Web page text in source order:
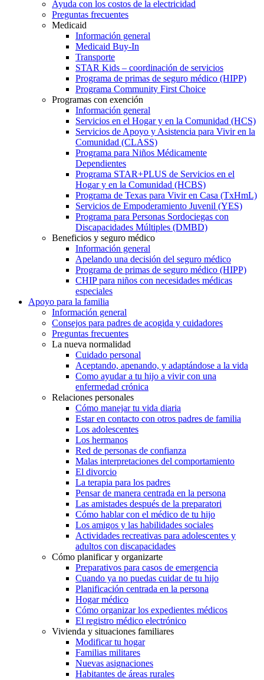
Ayuda con los costos de la electricidad
Preguntas frecuentes
Medicaid
Información general
Medicaid Buy-In
Transporte
STAR Kids – coordinación de servicios
Programa de primas de seguro médico (HIPP)
Programa Community First Choice
Programas con exención
Información general
Servicios en el Hogar y en la Comunidad (HCS)
Servicios de Apoyo y Asistencia para Vivir en la
Comunidad (CLASS)
Programa para Niños Médicamente
Dependientes
Programa STAR+PLUS de Servicios en el
Hogar y en la Comunidad (HCBS)
Programa de Texas para Vivir en Casa (TxHmL)
Servicios de Empoderamiento Juvenil (YES)
Programa para Personas Sordociegas con
Discapacidades Múltiples (DMBD)
Beneficios y seguro médico
Información general
Apelando una decisión del seguro médico
Programa de primas de seguro médico (HIPP)
CHIP para niños con necesidades médicas
especiales
Apoyo para la familia
Información general
Consejos para padres de acogida y cuidadores
Preguntas frecuentes
La nueva normalidad
Cuidado personal
Aceptando, apenando, y adaptándose a la vida
Como ayudar a tu hijo a vivir con una
enfermedad crónica
Relaciones personales
Cómo manejar tu vida diaria
Estar en contacto con otros padres de familia
Los adolescentes
Los hermanos
Red de personas de confianza
Malas interpretaciones del comportamiento
El divorcio
La terapia para los padres
Pensar de manera centrada en la persona
Las amistades después de la preparatori
Cómo hablar con el médico de tu hijo
Los amigos y las habilidades sociales
Actividades recreativas para adolescentes y
adultos con discapacidades
Cómo planificar y organizarte
Preparativos para casos de emergencia
Cuando ya no puedas cuidar de tu hijo
Planificación centrada en la persona
Hogar médico
Cómo organizar los expedientes médicos
El registro médico electrónico
Vivienda y situaciones familiares
Modificar tu hogar
Familias militares
Nuevas asignaciones
Habitantes de áreas rurales